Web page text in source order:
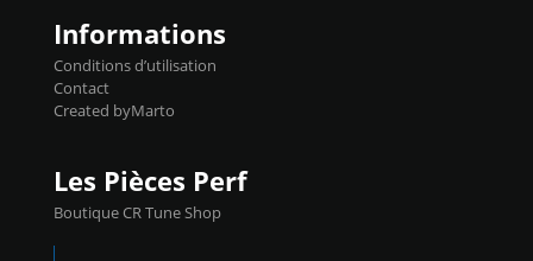
Informations
Conditions d’utilisation
Contact
Created byMarto
Les Pièces Perf
Boutique CR Tune Shop